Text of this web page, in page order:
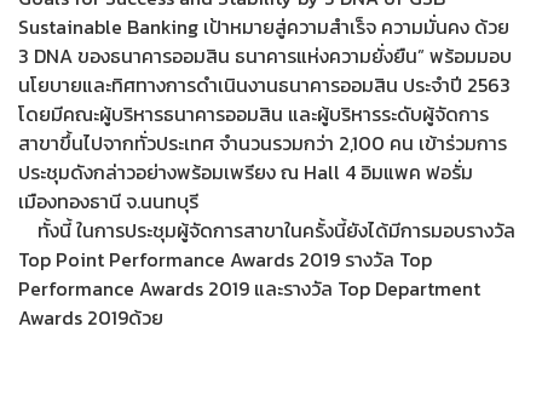
Sustainable Banking เป้าหมายสู่ความสำเร็จ ความมั่นคง ด้วย
3 DNA ของธนาคารออมสิน ธนาคารแห่งความยั่งยืน” พร้อมมอบ
นโยบายและทิศทางการดำเนินงานธนาคารออมสิน ประจำปี 2563
โดยมีคณะผู้บริหารธนาคารออมสิน และผู้บริหารระดับผู้จัดการ
สาขาขึ้นไปจากทั่วประเทศ จำนวนรวมกว่า 2,100 คน เข้าร่วมการ
ประชุมดังกล่าวอย่างพร้อมเพรียง ณ Hall 4 อิมแพค ฟอรั่ม
เมืองทองธานี จ.นนทบุรี
ทั้งนี้ ในการประชุมผู้จัดการสาขาในครั้งนี้ยังได้มีการมอบรางวัล
Top Point Performance Awards 2019 รางวัล Top
Performance Awards 2019 และรางวัล Top Department
Awards 2019ด้วย